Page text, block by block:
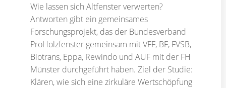
Wie lassen sich Altfenster verwerten?
Antworten gibt ein gemeinsames
Forschungsprojekt, das der Bundesverband
ProHolzfenster gemeinsam mit VFF, BF, FVSB,
Biotrans, Eppa, Rewindo und AUF mit der FH
Münster durchgeführt haben. Ziel der Studie:
Klären, wie sich eine zirkuläre Wertschöpfung